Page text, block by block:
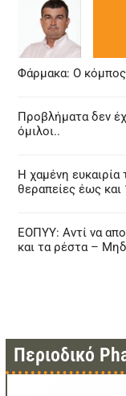
Φάρμακα: Ο κόμπος
Προβλήματα δεν
όμιλοι..
Η χαμένη
θεραπείες έως
ΕΟΠΥΥ: Αντί να
και τα ρέστα –
Περιοδικό